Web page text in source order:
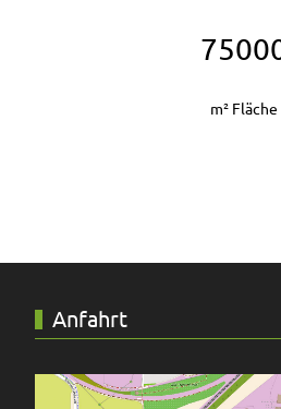
m² Fläche
Anfahrt